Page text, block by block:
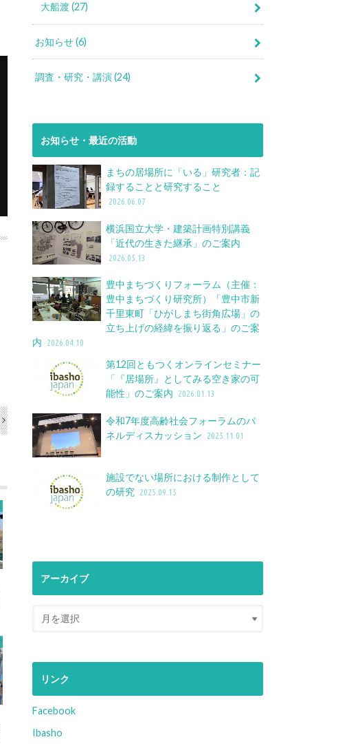
大船渡(27)
お知らせ(6)
調査・研究・講演(24)
お知らせ・最近の活動
まちの居場所に「いる」研究者：記
録することと研究すること
2026.06.07
横浜国立大学・建築計画特別講義
「近代の生きた継承」のご案内
2026.05.13
豊中まちづくりフォーラム（主催：
豊中まちづくり研究所）「豊中市新
千里東町「ひがしまち街角広場」の
立ち上げの経緯を振り返る」のご案
内
2026.04.10
第12回ともつくオンラインセミナー
「『居場所』としてみる空き家の可
能性」のご案内
2026.01.13
令和7年度高齢社会フォーラムのパ
ネルディスカッション
2025.11.01
施設でない場所における制作として
の研究 2025.09.15
アーカイブ
リンク
Facebook
Ibasho